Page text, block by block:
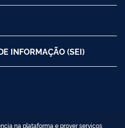
INFORMAÇÃO (SEI)
na plataforma e prover serviços